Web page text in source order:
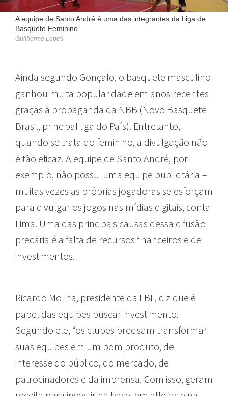
A equipe de Santo André é uma das integrantes da Liga de
Basquete Feminino
Guilherme Lopes
Ainda segundo Gonçalo, o basquete masculino
ganhou muita popularidade em anos recentes
graças à propaganda da NBB (Novo Basquete
Brasil, principal liga do País). Entretanto,
quando se trata do feminino, a divulgação não
é tão eficaz. A equipe de Santo André, por
exemplo, não possui uma equipe publicitária –
muitas vezes as próprias jogadoras se esforçam
para divulgar os jogos nas mídias digitais, conta
Lima. Uma das principais causas dessa difusão
precária é a falta de recursos financeiros e de
investimentos.
Ricardo Molina, presidente da LBF, diz que é
papel das equipes buscar investimento.
Segundo ele, “os clubes precisam transformar
suas equipes em um bom produto, de
interesse do público, do mercado, de
patrocinadores e da imprensa. Com isso, geram